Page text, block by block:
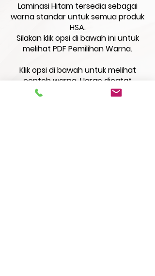
Laminasi Hitam tersedia sebagai
warna standar untuk semua produk
HSA.
Silakan klik opsi di bawah ini untuk
melihat PDF Pemilihan Warna.
Klik opsi di bawah untuk melihat
contoh warna. Harap dicatat
bahwa resolusi layar dapat